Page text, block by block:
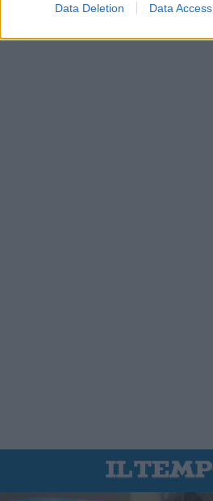
Data Deletion Data Access